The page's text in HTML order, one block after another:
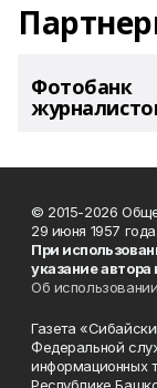
Фотобанк
© 2015-2026
29 июня 1957 года.
При
указание
Об
Газета
Федеральной
информационных